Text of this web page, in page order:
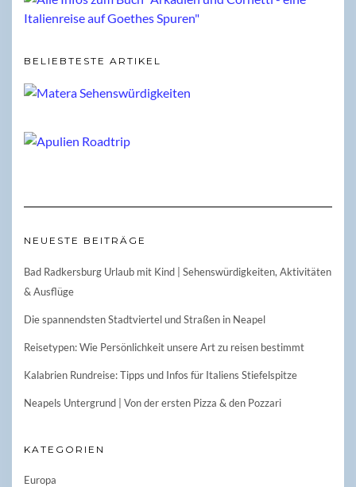
BELIEBTESTE ARTIKEL
NEUESTE BEITRÄGE
Bad Radkersburg Urlaub mit Kind | Sehenswürdigkeiten, Aktivitäten
& Ausflüge
Die spannendsten Stadtviertel und Straßen in Neapel
Reisetypen: Wie Persönlichkeit unsere Art zu reisen bestimmt
Kalabrien Rundreise: Tipps und Infos für Italiens Stiefelspitze
Neapels Untergrund | Von der ersten Pizza & den Pozzari
KATEGORIEN
Europa